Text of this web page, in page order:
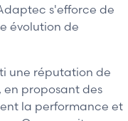
s'efforce de
évolution de
une réputation de
proposant des
la performance et